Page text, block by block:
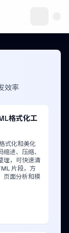
效率
格式化工
式化和美化
进、压缩、
理，可快速清
片段，方
页面分析和模